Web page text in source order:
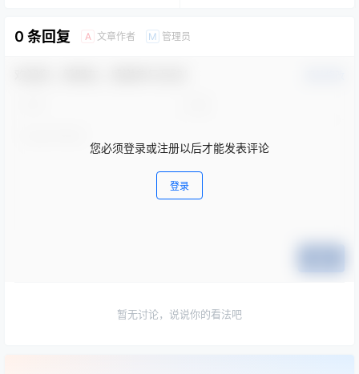
0 条回复 A 文章作者 M 管理员
您必须登录或注册以后才能发表评论
登录
暂无讨论，说说你的看法吧